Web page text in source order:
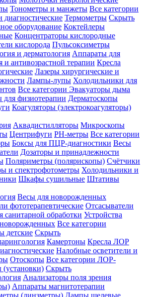
Тонометры и манжеты Все категории
Термометры Скрыть
оборудование Коктейлеры
Концентраторы кислородные
кислорода Пульсоксиметры
и дерматология Аппараты для
и антивозрастной терапии Кресла
Лазеры хирургические и
Лампы-лупы Холодильники для
Все категории Эвакуаторы дыма
для физиотерапии Дерматоскопы
Коагуляторы (электрокоагуляторы)
Аквадистилляторы Микроскопы
Центрифуги PH-метры Все категории
Боксы для ПЦР-диагностики Весы
Дозаторы и принадлежности
Поляриметры (полярископы) Счётчики
и спектрофотометры Холодильники и
Шкафы сушильные Штативы
Весы для новорожденных
фототерапевтические Отсасыватели
санитарной обработки Устройства
Все категории
детские Скрыть
Камертоны Кресла ЛОР
Налобные осветители и
Отоскопы Все категории ЛОР-
Скрыть
Анализаторы поля зрения
Аппараты магнитотерапии
(линзметры) Лампы щелевые